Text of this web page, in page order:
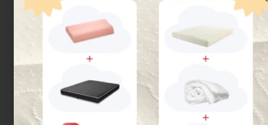
Damascul înlocuibil este ușor de întreținut deoarece
poate fi spălat la mașină. Poate fi comandat separat
pentru înlocuire interioară sau uzură. Fabricat din
damasc dublu tratat premium – hidrofug și ignifug.